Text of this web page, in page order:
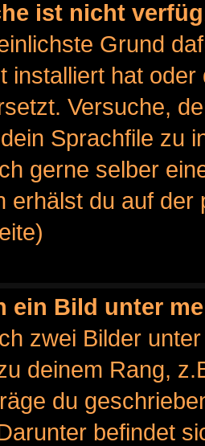
ist nicht
Grund
installiert hat
Versuche,
Sprachfile zu
gerne selber
erhälst du auf
ein Bild unter
zwei Bilder
deinem Rang,
du
befindet